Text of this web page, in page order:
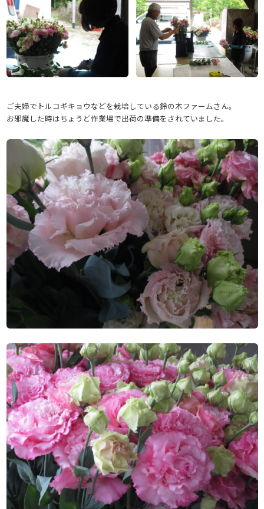
ご夫婦でトルコギキョウなどを栽培している鈴の木ファームさん。
お邪魔した時はちょうど作業場で出荷の準備をされていました。